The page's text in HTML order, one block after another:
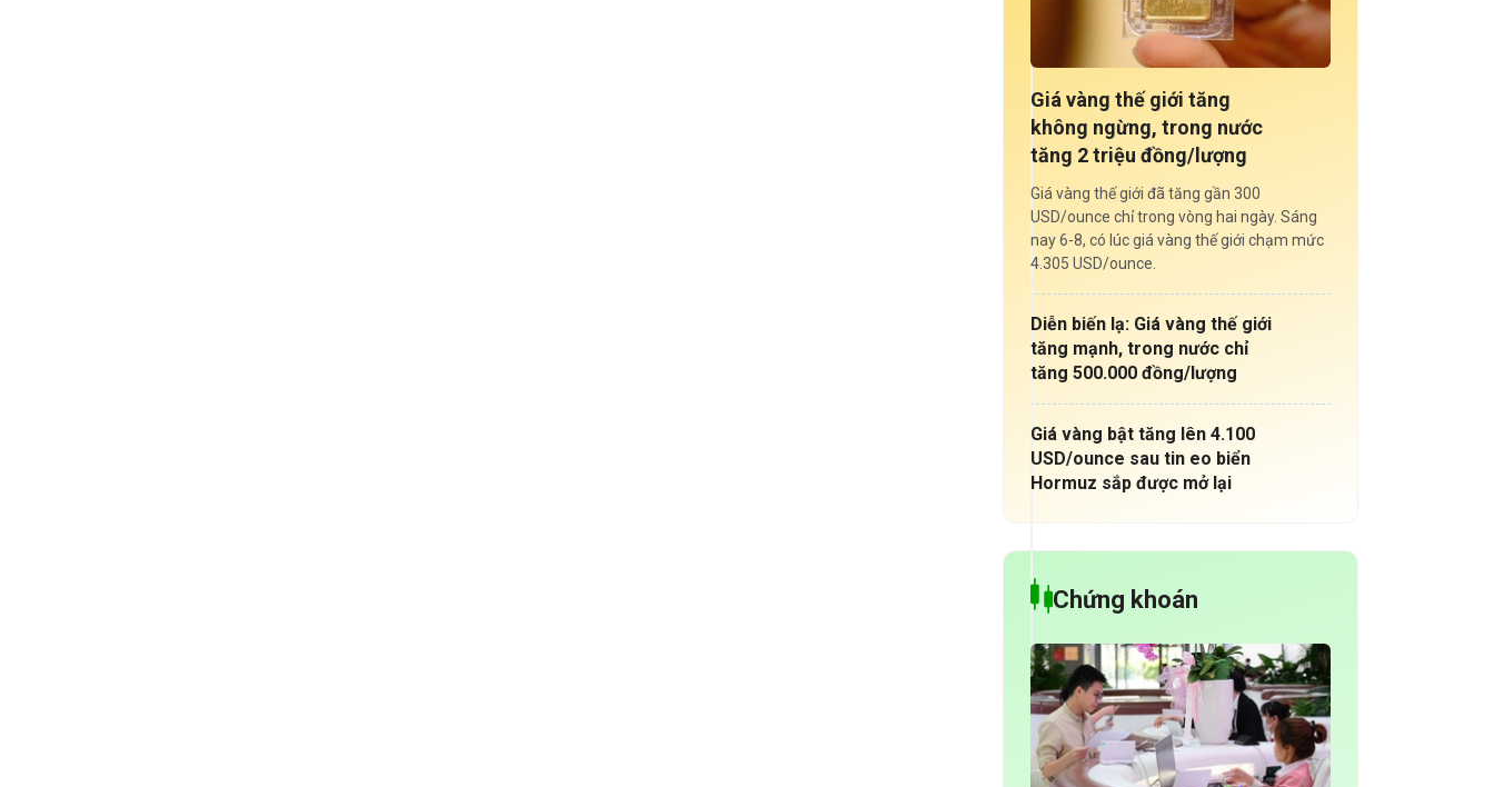
Giá vàng thế giới tăng
không ngừng, trong nước
tăng 2 triệu đồng/lượng
Giá vàng thế giới đã tăng gần 300
USD/ounce chỉ trong vòng hai ngày. Sáng
nay 6-8, có lúc giá vàng thế giới chạm mức
4.305 USD/ounce.
Diễn biến lạ: Giá vàng thế giới
tăng mạnh, trong nước chỉ
tăng 500.000 đồng/lượng
Giá vàng bật tăng lên 4.100
USD/ounce sau tin eo biển
Hormuz sắp được mở lại
Chứng khoán